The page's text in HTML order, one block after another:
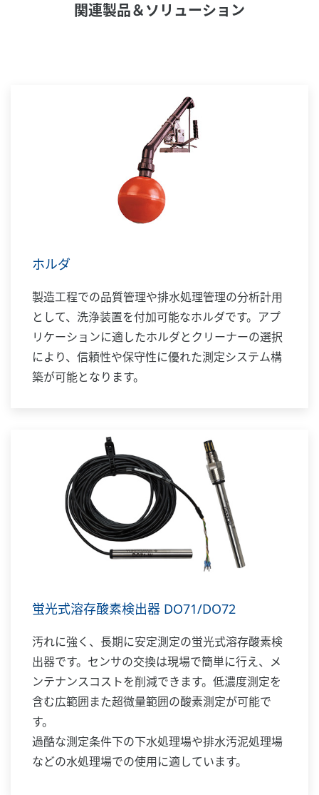
関連製品＆ソリューション
ホルダ
製造工程での品質管理や排水処理管理の分析計用
として、洗浄装置を付加可能なホルダです。アプ
リケーションに適したホルダとクリーナーの選択
により、信頼性や保守性に優れた測定システム構
築が可能となります。
蛍光式溶存酸素検出器 DO71/DO72
汚れに強く、長期に安定測定の蛍光式溶存酸素検
出器です。センサの交換は現場で簡単に行え、メ
ンテナンスコストを削減できます。低濃度測定を
含む広範囲また超微量範囲の酸素測定が可能で
す。
過酷な測定条件下の下水処理場や排水汚泥処理場
などの水処理場での使用に適しています。